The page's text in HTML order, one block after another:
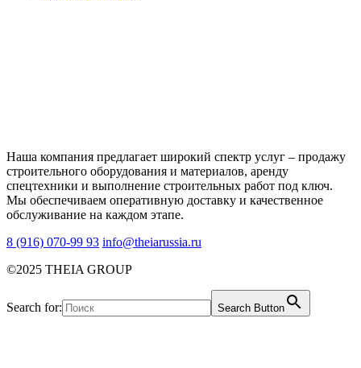
Наша компания предлагает широкий спектр услуг – продажу
строительного оборудования и материалов, аренду
спецтехники и выполнение строительных работ под ключ.
Мы обеспечиваем оперативную доставку и качественное
обслуживание на каждом этапе.
8 (916) 070-99 93 info@theiarussia.ru
©2025 THEIA GROUP
Search for: Search Button